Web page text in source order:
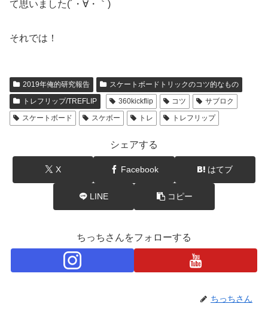
て思いました(´・∀・｀)
それでは！
2019年俺的研究報告
スケートボードトリックのコツ的なもの
トレフリップ/TREFLIP
360kickflip コツ
サブロク
スケートボード
スケボー トレ トレフリップ
シェアする
X Facebook はてブ
LINE コピー
ちっちさんをフォローする
ちっちさん